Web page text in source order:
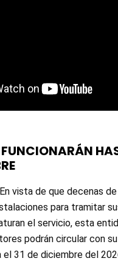
vista de que decenas
para tramitar
el servicio, esta
podrán circular con
el 31 de diciembre del